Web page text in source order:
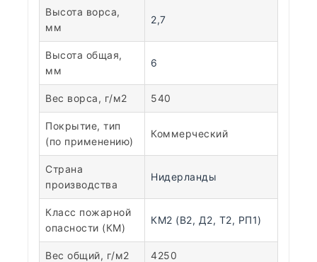
Высота ворса,
мм
2,7
Высота общая,
мм
6
Вес ворса, г/м2 540
Покрытие, тип
(по применению)
Коммерческий
Страна
производства
Нидерланды
Класс пожарной
опасности (КМ)
КМ2 (В2, Д2, Т2, РП1)
Вес общий, г/м2 4250